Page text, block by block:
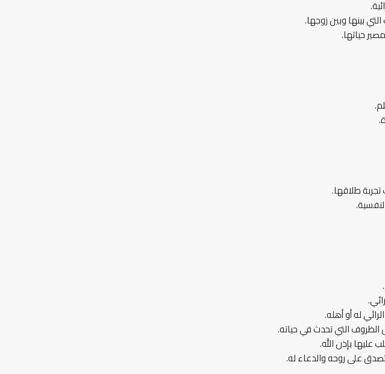
بينها وبين زوجها.
حياتها.
تجربة طلاقها.
له أو أهله.
التي تحدث في حياته.
بإذن الله.
على روحه والدعاء له.